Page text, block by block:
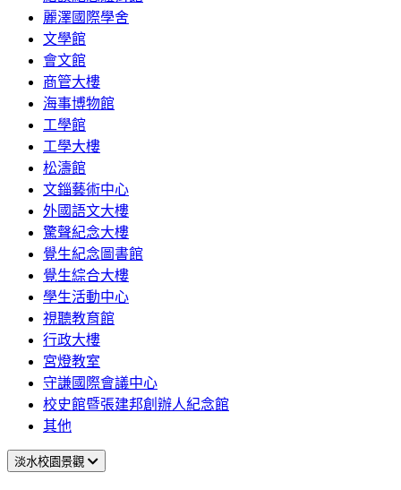
麗澤國際學舍
文學館
會文館
商管大樓
海事博物館
工學館
工學大樓
松濤館
文錙藝術中心
外國語文大樓
驚聲紀念大樓
覺生紀念圖書館
覺生綜合大樓
學生活動中心
視聽教育館
行政大樓
宮燈教室
守謙國際會議中心
校史館暨張建邦創辦人紀念館
其他
淡水校園景觀